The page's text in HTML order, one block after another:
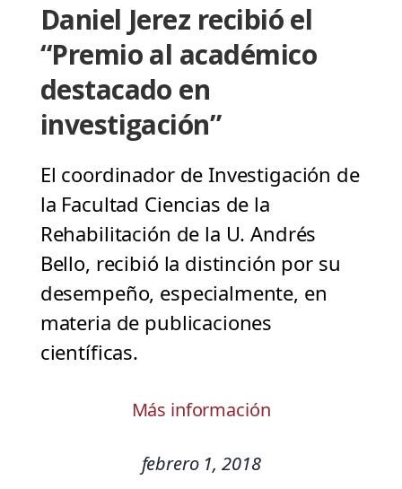
Daniel Jerez recibió el
“Premio al académico
destacado en
investigación”
El coordinador de Investigación de
la Facultad Ciencias de la
Rehabilitación de la U. Andrés
Bello, recibió la distinción por su
desempeño, especialmente, en
materia de publicaciones
científicas.
Más información
febrero 1, 2018